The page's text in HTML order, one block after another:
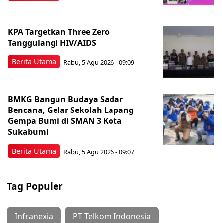
Berita Utama
KPA Targetkan Three Zero
Tanggulangi HIV/AIDS
Rabu, 5 Agu 2026 - 09:09
Berita Utama
BMKG Bangun Budaya Sadar
Bencana, Gelar Sekolah Lapang
Gempa Bumi di SMAN 3 Kota
Sukabumi
Rabu, 5 Agu 2026 - 09:07
Tag Populer
Infranexia PT Telkom Indonesia